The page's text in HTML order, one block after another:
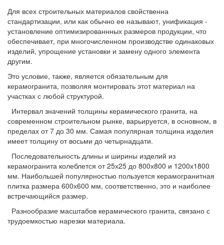
Для всех строительных материалов свойственна
стандартизации, или как обычно ее называют, унификация -
установление оптимизированнных размеров продукции, что
обеспечивает, при многочисленном производстве одинаковых
изделий, упрощение установки и замену одного элемента
другим.
Это условие, также, является обязательным для
керамогранита, позволяя монтировать этот материал на
участках с любой структурой.
Интервал значений толщины керамического гранита, на
современном строительном рынке, варьируется, в основном, в
пределах от 7 до 30 мм. Самая популярная толщина изделия
имеет толщину от восьми до четырнадцати.
Последовательность длины и ширины изделий из
керамогранита колеблется от 25х25 до 800х800 и 1200х1800
мм. Наибольшей популярностью пользуется керамогранитная
плитка размера 600х600 мм, соответственно, это и наиболее
встречающийся размер.
Разнообразие масштабов керамического гранита, связано с
трудоемкостью нарезки материала.